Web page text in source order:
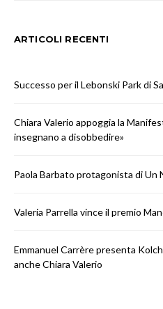
ARTICOLI RECENTI
Successo per il Lebonski Park di
Chiara Valerio appoggia la
insegnano a disobbedire»
Paola Barbato protagonista di Un
Valeria Parrella vince il premio
Emmanuel Carrère presenta
anche Chiara Valerio